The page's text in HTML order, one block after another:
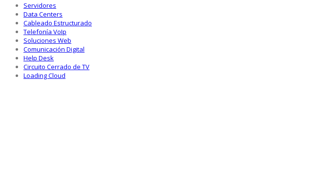
Servidores
Data Centers
Cableado Estructurado
Telefonía VoIp
Soluciones Web
Comunicación Digital
Help Desk
Circuito Cerrado de TV
Loading Cloud